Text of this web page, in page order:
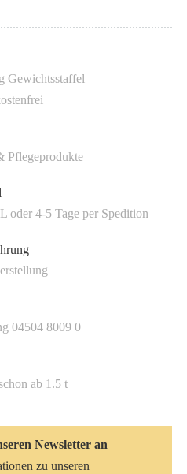
Gewichtsstaffel
Pflegeprodukte
oder 4-5 Tage per Spedition
04504 8009 0
ab 1.5 t
Newsletter an
zu unseren